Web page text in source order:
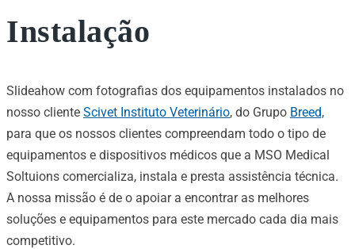
Instalação
Slideahow com fotografias dos equipamentos instalados no
nosso cliente Scivet Instituto Veterinário, do Grupo Breed,
para que os nossos clientes compreendam todo o tipo de
equipamentos e dispositivos médicos que a MSO Medical
Soltuions comercializa, instala e presta assistência técnica.
A nossa missão é de o apoiar a encontrar as melhores
soluções e equipamentos para este mercado cada dia mais
competitivo.